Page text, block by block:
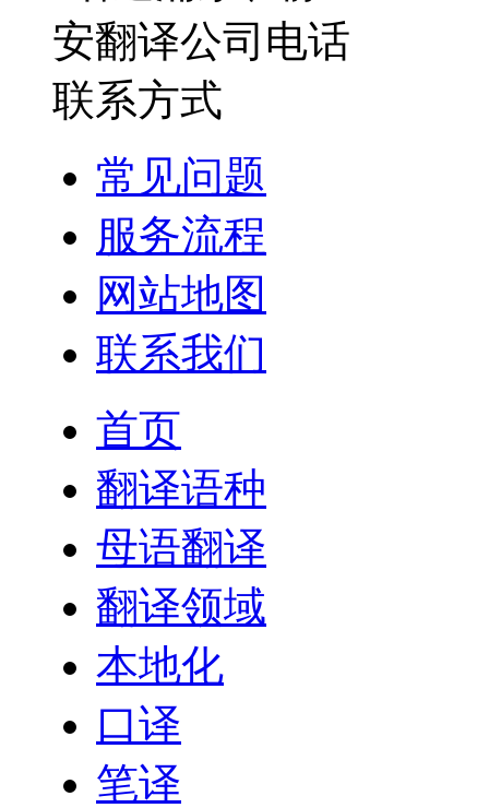
常见问题
服务流程
网站地图
联系我们
首页
翻译语种
母语翻译
翻译领域
本地化
口译
笔译